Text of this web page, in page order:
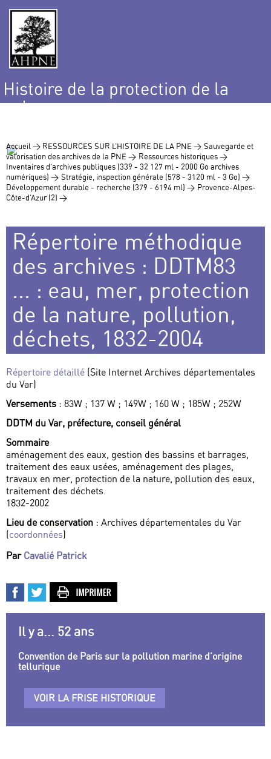
Histoire de la protection de la
nature
Accueil > RESSOURCES SUR L’HISTOIRE DE LA PNE > Sauvegarde et
valorisation des archives de la PNE > Ressources historiques >
Inventaires d’archives publiques (339 - 32 127 ml - 2000 Go archives
numériques) > Stratégie, inspection générale (578 - 3120 ml - 3 Go) >
Développement durable - recherche (379 - 6194 ml) > Provence-Alpes-
Côte-d’Azur (2) >
Répertoire méthodique
des archives : DDTM83
... : eau, mer, protection
de la nature, pollution,
déchets, 1832-2004
Répertoire détaillé (Site Internet Archives départementales
du Var)
Versements : 83W ; 137 W ; 149W ; 160 W ; 185W ; 252W
DDTM du Var, préfecture, conseil général
Sommaire
aménagement des eaux, gestion des bassins et barrages,
traitement des eaux usées, aménagement des plages,
travaux en mer, protection de la nature, pollution des eaux,
traitement des déchets.
1832-2002
Lieu de conservation : Archives départementales du Var
(coordonnées)
Par Cavalié Patrick
Il y a... 52 ans
Convention de Paris sur la pollution marine d’origine
tellurique
VOIR LA FRISE HISTORIQUE